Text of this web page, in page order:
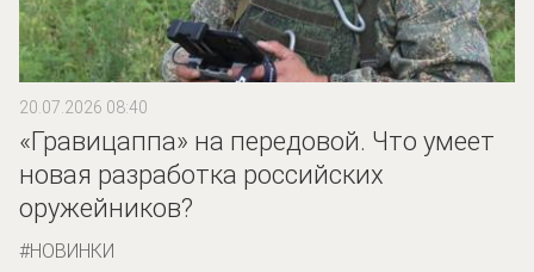
20.07.2026 08:40
«Гравицаппа» на передовой. Что умеет
новая разработка российских
оружейников?
НОВИНКИ